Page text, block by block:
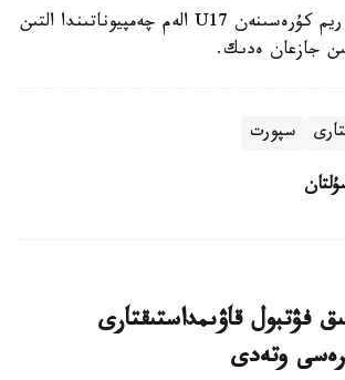
ديار امانالى گرەك-ريم كۇرەسىنەن U17 الەم چەمپيوناتىندا التىن
جازعان ەدىك.
سپورت
فۋتبول قاۋىمداستىقتارى
وتەدى